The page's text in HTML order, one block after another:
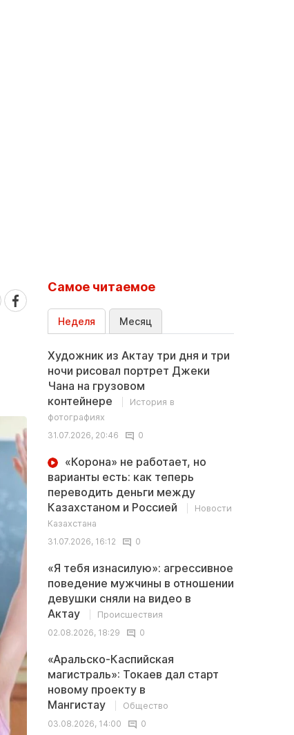
Самое читаемое
Неделя Месяц
Художник из Актау три дня и три
ночи рисовал портрет Джеки
Чана на грузовом
контейнере
История в
фотографиях
31.07.2026, 20:46
0
«Корона» не работает, но
варианты есть: как теперь
переводить деньги между
Казахстаном и Россией
Новости
Казахстана
31.07.2026, 16:12
0
«Я тебя изнасилую»: агрессивное
поведение мужчины в отношении
девушки сняли на видео в
Актау
Происшествия
02.08.2026, 18:29
0
«Аральско-Каспийская
магистраль»: Токаев дал старт
новому проекту в
Мангистау
Общество
03.08.2026, 14:00
0